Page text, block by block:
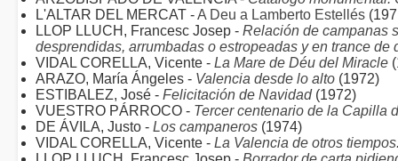
L'ALTAR DEL MERCAT -A Deu a Lamberto Estellés
LLOP LLUCH, Francesc Josep - Relación de campanas
desprendidas, arrumbadas o estropeadas y en trance de
VIDAL CORELLA, Vicente - La Mare de Déu del Miracle
ARAZO, María Ángeles - Valencia desde lo alto (1972)
ESTIBALEZ, José - Felicitación de Navidad(1972)
VUESTRO PÁRROCO - Tercer centenario de la Capilla
DE ÁVILA, Justo - Los campaneros (1974)
VIDAL CORELLA, Vicente - La Valencia de otros